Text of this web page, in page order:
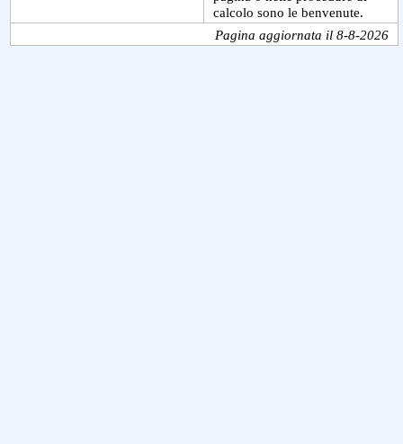
calcolo sono le benvenute.
Pagina aggiornata il 8-8-2026